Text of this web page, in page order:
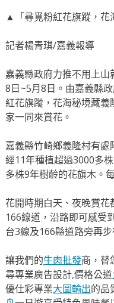
▲「尋覓粉紅花旗蹤，花
記者楊青琪/嘉義報導
嘉義縣政府力推不用上
8日~5月8日。由嘉義縣
紅花旗蹤，花海秘境藏
家一同來賞花。
嘉義縣竹崎鄉義隆村有
經11年種植超過3000多
多株9年樹齡的花旗木。
花開時期白天、夜晚賞
166線道，沿路即可感受
台3線及166縣道路旁再步
讓我們的牛肉批發商，替
尋專業廣告設計,價格公道
優仕彩專業大圖輸出的品